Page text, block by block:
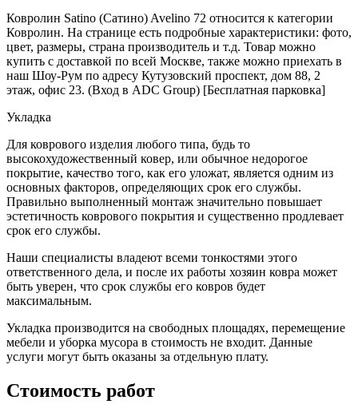
Ковролин Satino (Сатино) Avelino 72 относится к категории
Ковролин. На странице есть подробные характеристики: фото,
цвет, размеры, страна производитель и т.д. Товар можно
купить с доставкой по всей Москве, также можно приехать в
наш Шоу-Рум по адресу Кутузовский проспект, дом 88, 2
этаж, офис 23. (Вход в ADC Group) [Бесплатная парковка]
Укладка
Для коврового изделия любого типа, будь то
высокохудожественный ковер, или обычное недорогое
покрытие, качество того, как его уложат, является одним из
основных факторов, определяющих срок его службы.
Правильно выполненный монтаж значительно повышает
эстетичность коврового покрытия и существенно продлевает
срок его службы.
Наши специалисты владеют всеми тонкостями этого
ответственного дела, и после их работы хозяин ковра может
быть уверен, что срок службы его ковров будет
максимальным.
Укладка производится на свободных площадях, перемещение
мебели и уборка мусора в стоимость не входит. Данные
услуги могут быть оказаны за отдельную плату.
Стоимость работ